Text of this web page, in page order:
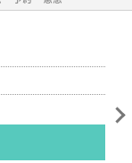
予約 急患